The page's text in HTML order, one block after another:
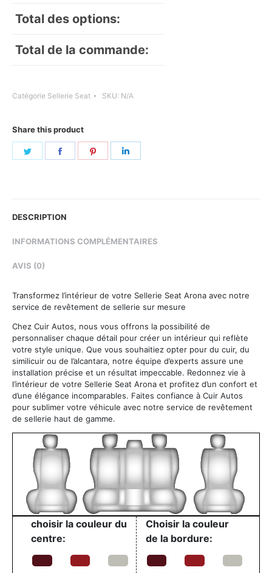
Total des options:
Total de la commande:
Catégorie Sellerie Seat SKU: N/A
Share this product
Share
Share
DESCRIPTION
INFORMATIONS COMPLÉMENTAIRES
AVIS (0)
Transformez l’intérieur de votre Sellerie Seat Arona avec notre
service de revêtement de sellerie sur mesure
Chez Cuir Autos, nous vous offrons la possibilité de
personnaliser chaque détail pour créer un intérieur qui reflète
votre style unique. Que vous souhaitiez opter pour du cuir, du
similicuir ou de l’alcantara, notre équipe d’experts assure une
installation précise et un résultat impeccable. Redonnez vie à
l’intérieur de votre Sellerie Seat Arona et profitez d’un confort et
d’une élégance incomparables. Faites confiance à Cuir Autos
pour sublimer votre véhicule avec notre service de revêtement
de sellerie haut de gamme.
choisir la couleur du
centre:
Choisir la couleur
de la bordure: